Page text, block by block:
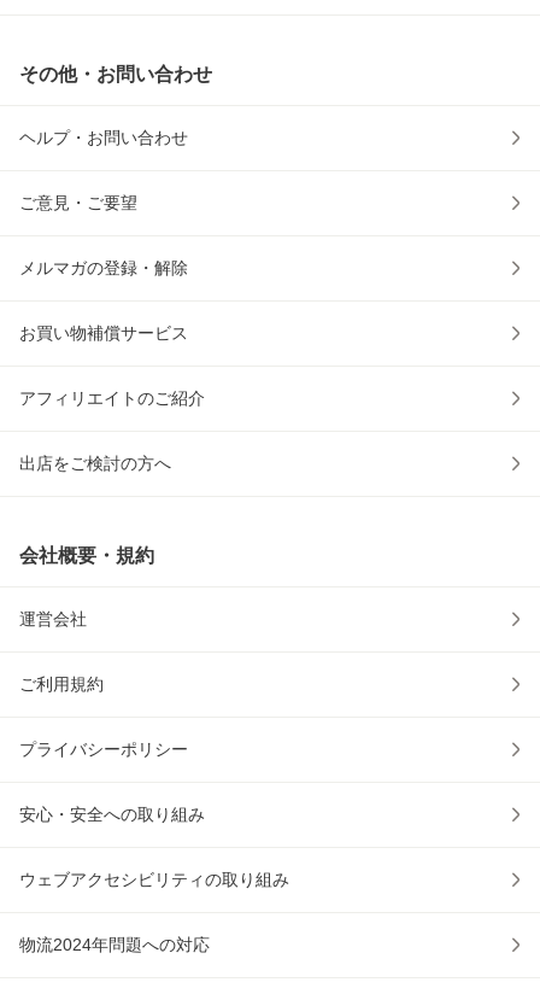
その他・お問い合わせ
ヘルプ・お問い合わせ
ご意見・ご要望
メルマガの登録・解除
お買い物補償サービス
アフィリエイトのご紹介
出店をご検討の方へ
会社概要・規約
運営会社
ご利用規約
プライバシーポリシー
安心・安全への取り組み
ウェブアクセシビリティの取り組み
物流2024年問題への対応